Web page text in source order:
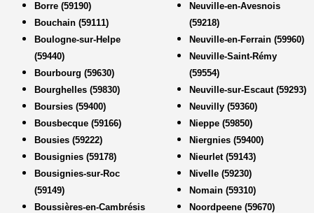
Borre (59190)
Bouchain (59111)
Boulogne-sur-Helpe
(59440)
Bourbourg (59630)
Bourghelles (59830)
Boursies (59400)
Bousbecque (59166)
Bousies (59222)
Bousignies (59178)
Bousignies-sur-Roc
(59149)
Boussières-en-Cambrésis
Neuville-en-Avesnois
(59218)
Neuville-en-Ferrain (59960)
Neuville-Saint-Rémy
(59554)
Neuville-sur-Escaut (59293)
Neuvilly (59360)
Nieppe (59850)
Niergnies (59400)
Nieurlet (59143)
Nivelle (59230)
Nomain (59310)
Noordpeene (59670)